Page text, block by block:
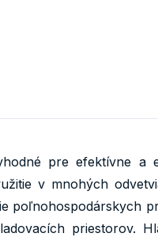
pre efektívne a
v mnohých
poľnohospodárskych
priestorov.